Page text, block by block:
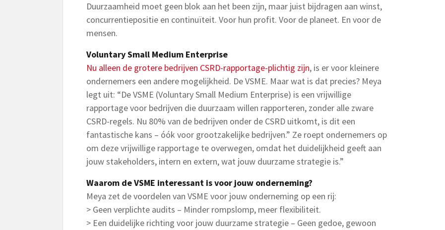
Duurzaamheid moet geen blok aan het been zijn, maar juist bijdragen aan winst,
concurrentiepositie en continuïteit. Voor hun profit. Voor de planeet. En voor de
mensen.
Voluntary Small Medium Enterprise
Nu alleen de grotere bedrijven CSRD-rapportage-plichtig zijn, is er voor kleinere
ondernemers een andere mogelijkheid. De VSME. Maar wat is dat precies? Meya
legt uit: “De VSME (Voluntary Small Medium Enterprise) is een vrijwillige
rapportage voor bedrijven die duurzaam willen rapporteren, zonder alle zware
CSRD-regels. Nu 80% van de bedrijven onder de CSRD uitkomt, is dit een
fantastische kans – óók voor grootzakelijke bedrijven.” Ze roept ondernemers op
om deze vrijwillige rapportage te overwegen, omdat het duidelijkheid geeft aan
jouw stakeholders, intern en extern, wat jouw duurzame strategie is.”
Waarom de VSME interessant is voor jouw onderneming?
Meya zet de voordelen van VSME voor jouw onderneming op een rij:
> Geen verplichte audits – Minder rompslomp, meer flexibiliteit.
> Een duidelijke richting voor jouw duurzame strategie – Geen gedoe, gewoon